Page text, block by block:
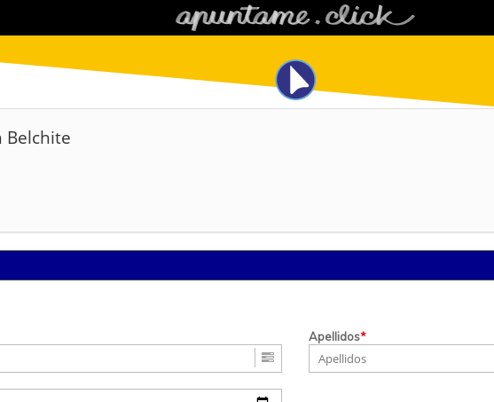
Belchite
Apellidos*